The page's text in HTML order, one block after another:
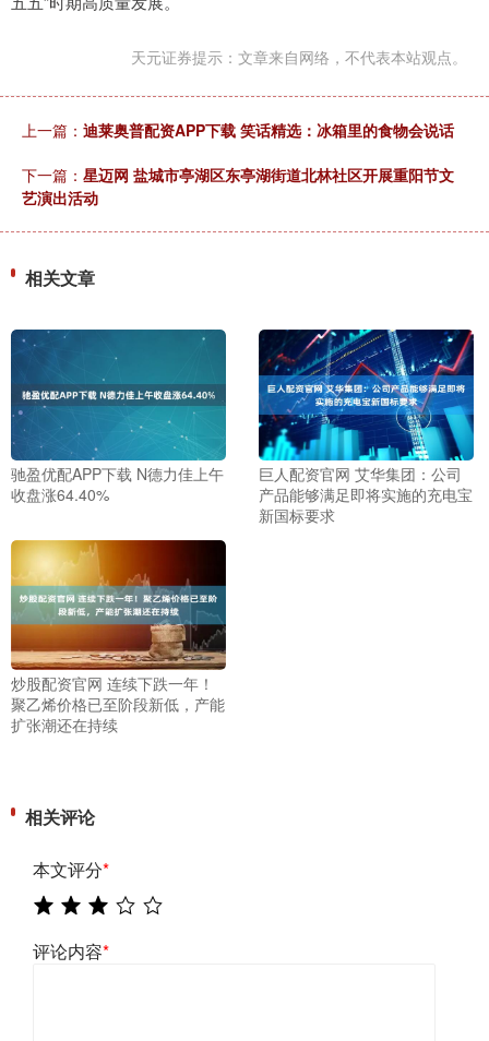
天元证券提示：文章来自网络，不代表本站观点。
上一篇： 迪莱奥普配资APP下载 笑话精选：冰箱里的食物会说话
下一篇： 星迈网 盐城市亭湖区东亭湖街道北林社区开展重阳节文
艺演出活动
相关文章
驰盈优配APP下载 N德力佳上午
收盘涨64.40%
巨人配资官网 艾华集团：公司
产品能够满足即将实施的充电宝
新国标要求
炒股配资官网 连续下跌一年！
聚乙烯价格已至阶段新低，产能
扩张潮还在持续
相关评论
本文评分*
评论内容*